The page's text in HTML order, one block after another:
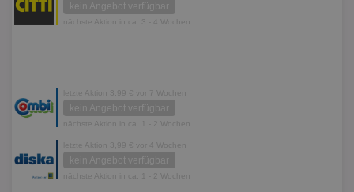
kein Angebot verfügbar
nächste Aktion in ca. 3 - 4 Wochen
letzte Aktion 3,99 € vor 7 Wochen
kein Angebot verfügbar
nächste Aktion in ca. 1 - 2 Wochen
letzte Aktion 3,99 € vor 4 Wochen
kein Angebot verfügbar
nächste Aktion in ca. 1 - 2 Wochen